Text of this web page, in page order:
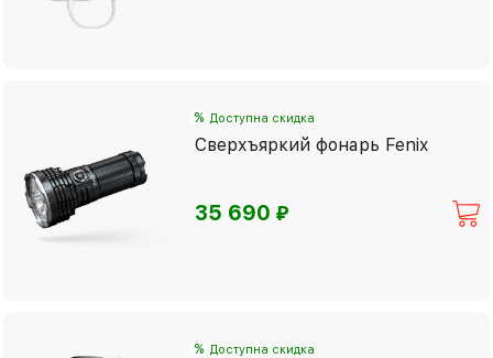
% Доступна скидка
Сверхъяркий фонарь Fenix
35 690⃏
% Доступна скидка